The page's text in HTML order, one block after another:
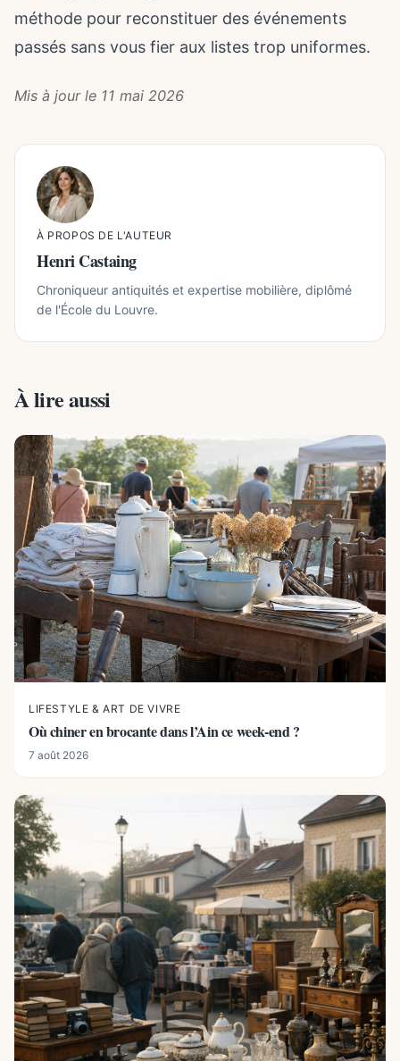
méthode pour reconstituer des événements
passés sans vous fier aux listes trop uniformes.
Mis à jour le 11 mai 2026
À PROPOS DE L'AUTEUR
Henri Castaing
Chroniqueur antiquités et expertise mobilière, diplômé
de l'École du Louvre.
À lire aussi
LIFESTYLE & ART DE VIVRE
Où chiner en brocante dans l’Ain ce week-end ?
7 août 2026